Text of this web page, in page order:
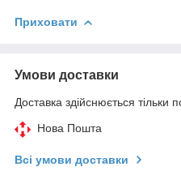
Приховати
Умови доставки
Доставка здійснюється тільки
Нова Пошта
Всі умови доставки